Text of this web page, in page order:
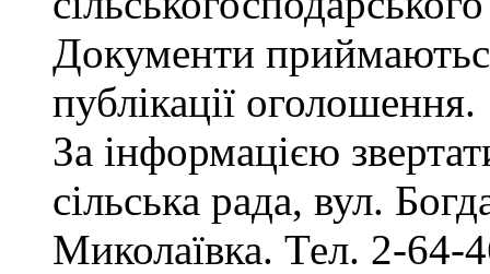
Документи
публікації оголошення.
За інформацією
сільська рада, вул.
Миколаївка. Тел. 2-64-